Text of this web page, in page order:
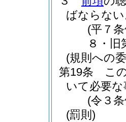
ばならな
(平７
８・旧
(規則への
第19条
こ
いて必要
(令３
(罰則)